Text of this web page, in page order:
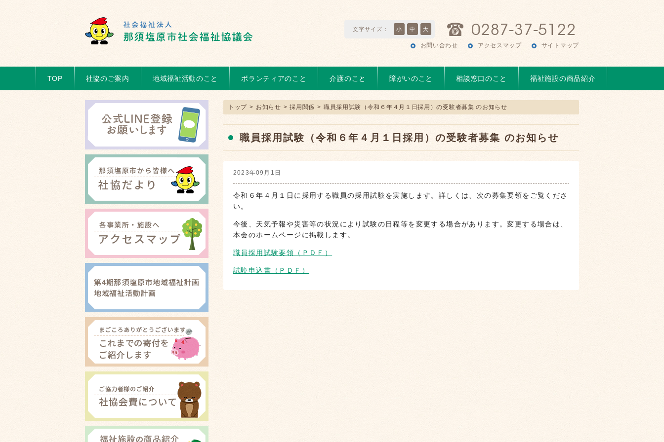
文字サイズ： 小 中 大
お問い合わせ アクセスマップ サイトマップ
TOP 社協のご案内 地域福祉活動のこと ボランティアのこと 介護のこと 障がいのこと 相談窓口のこと 福祉施設の商品紹介
トップ > お知らせ > 採用関係 > 職員採用試験（令和６年４月１日採用）の受験者募集 のお知らせ
職員採用試験（令和６年４月１日採用）の受験者募集 のお知らせ
2023年09月1日
令和６年４月１日に採用する職員の採用試験を実施します。詳しくは、次の募集要領をご覧くださ
い。
今後、天気予報や災害等の状況により試験の日程等を変更する場合があります。変更する場合は、
本会のホームページに掲載します。
職員採用試験要領（ＰＤＦ）
試験申込書（ＰＤＦ）